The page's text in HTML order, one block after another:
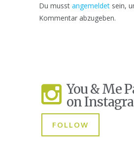
Du musst angemeldet sein,
Kommentar abzugeben.
You & Me
on
FOLLOW